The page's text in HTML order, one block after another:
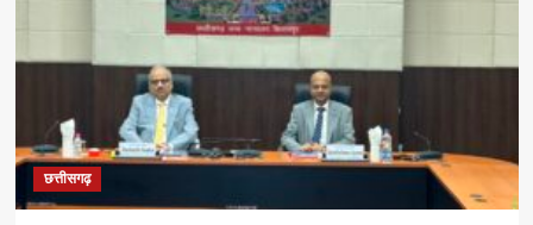
छत्तीसगढ़